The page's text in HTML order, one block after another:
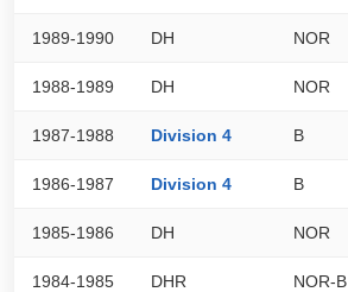
1989-1990 DH NOR
1988-1989 DH NOR
1987-1988 Division 4 B
1986-1987 Division 4 B
1985-1986 DH NOR
1984-1985 DHR NOR-B